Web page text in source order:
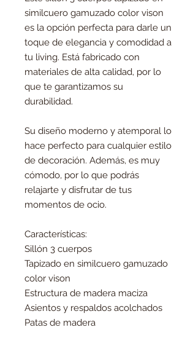
similcuero gamuzado color vison
es la opción perfecta para darle un
toque de elegancia y comodidad a
tu living. Está fabricado con
materiales de alta calidad, por lo
que te garantizamos su
durabilidad.
Su diseño moderno y atemporal lo
hace perfecto para cualquier estilo
de decoración. Además, es muy
cómodo, por lo que podrás
relajarte y disfrutar de tus
momentos de ocio.
Características:
Sillón 3 cuerpos
Tapizado en similcuero gamuzado
color vison
Estructura de madera maciza
Asientos y respaldos acolchados
Patas de madera